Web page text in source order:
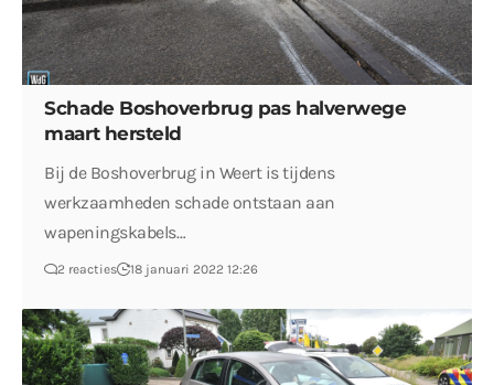
Schade Boshoverbrug pas halverwege
maart hersteld
Bij de Boshoverbrug in Weert is tijdens
werkzaamheden schade ontstaan aan
wapeningskabels…
2 reacties 18 januari 2022 12:26